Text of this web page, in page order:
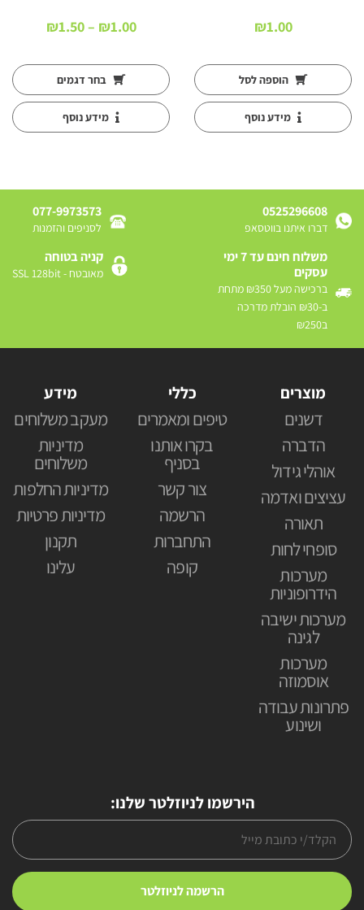
₪1.00
הוספה לסל
מידע נוסף
₪1.00
–
₪1.50
⁦₪1.50⁩
בחר דגמים
מידע נוסף
0525296608
דברו איתנו בווטסאפ
077-9973573
לסניפים והזמנות
משלוח חינם עד 7 ימי
עסקים
ברכישה מעל ₪350 מתחת
ב-₪30 הובלת מדרכה
ב₪250
קניה בטוחה
מאובטח - SSL 128bit
מוצרים
דשנים
הדברה
אוהלי גידול
עציצים ואדמה
תאורה
סופחי לחות
מערכות
הידרופוניות
מערכות ישיבה
לגינה
מערכות
אוסמוזה
פתרונות עבודה
ושינוע
כללי
טיפים ומאמרים
בקרו אותנו
בסניף
צור קשר
הרשמה
התחברות
קופה
מידע
מעקב משלוחים
מדיניות
משלוחים
מדיניות החלפות
מדיניות פרטיות
תקנון
עלינו
הירשמו לניוזלטר שלנו: